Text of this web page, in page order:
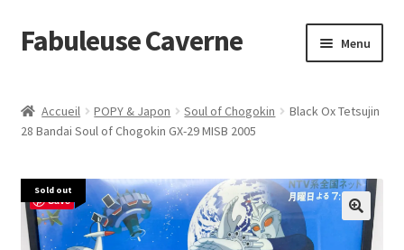
Aller
à
navigation
Aller
au
Fabuleuse Caverne Menu
En boutique
menu
enfant
Superflat Museum Murakami
En réapprovisionnement
Accueil POPY & Japon Soul of Chogokin
Black Ox Tetsujin
28 Bandai Soul of Chogokin GX-29 MISB 2005
Sold out
Save